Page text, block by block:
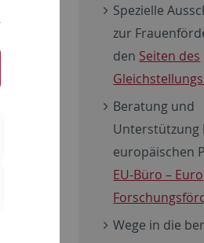
Spezielle
zur
den Seiten des
Beratung und
Unterstützung
europäischen
EU-Büro –
Wege in die